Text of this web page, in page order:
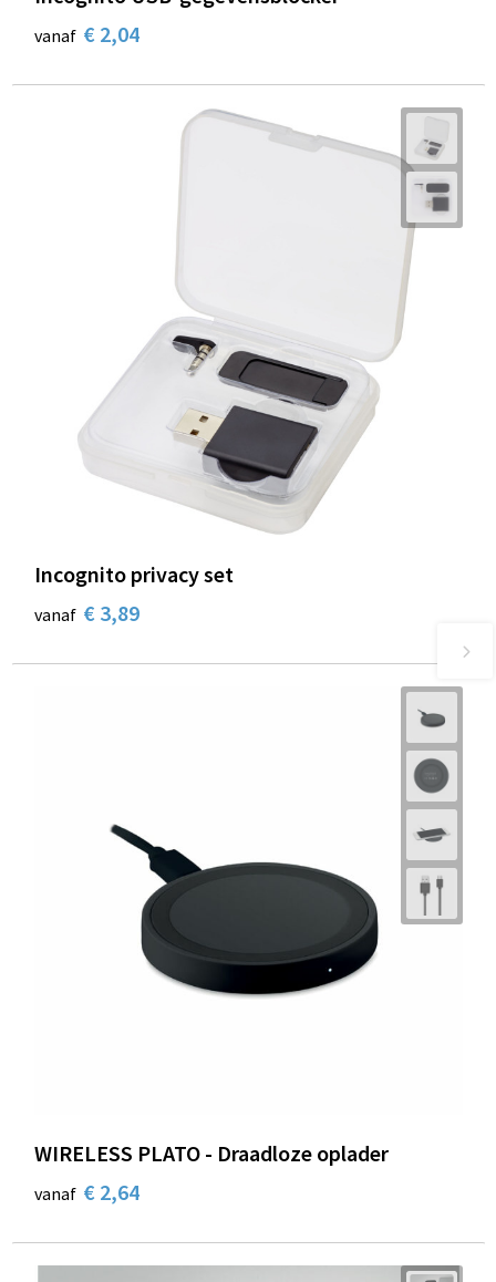
vanaf € 2,04
Incognito privacy set
vanaf € 3,89
WIRELESS PLATO - Draadloze oplader
vanaf € 2,64